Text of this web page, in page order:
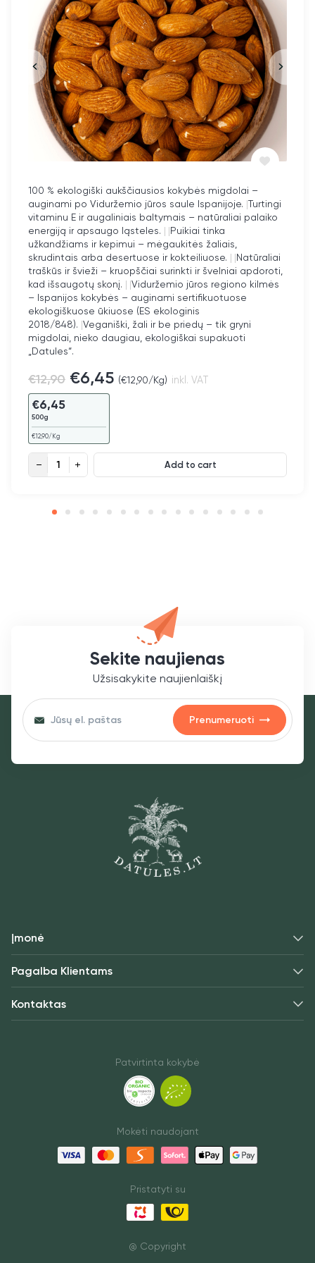
Paskanintimüslius, košes ar jogurtą
Naudotikepiniams, desertams ir pyragams
Dėti įkokteiliuspapildomam skoniui
Pabarstyti antledų ar blynų
Įdėti įarbatą ar limonadągaiviam poskoniui
Pusryčių idėja:
200 g jogurto su granola, šiek tiek medaus ir sauja
liofilizuotų braškių riekelių – sveika ir gardi dienos
Kodėl verta rinktis Datules.lt braškes?
Kruopščiai atrinktos braškės, supjaustytos
storio
100 % natūralus vaisius – be priedų
Švelniai liofilizuotos, kad išliktų skonis ir maistinė
vertė
Tvariai supakuotos ir pristatomos iš Berlyno
100 % ekologiški aukščiausios kokybės migdolai –
auginami po Viduržemio jūros saule Ispanijoje. |Turtingi
vitaminu E ir augaliniais baltymais – natūraliai palaiko
energiją ir apsaugo ląsteles. | |Puikiai tinka
užkandžiams ir kepimui – mėgaukitės žaliais,
skrudintais arba desertuose ir kokteiliuose. | |Natūraliai
traškūs ir švieži – kruopščiai surinkti ir švelniai apdoroti,
kad išsaugotų skonį. | |Viduržemio jūros regiono kilmės
– Ispanijos kokybės – auginami sertifikuotuose
ekologiškuose ūkiuose (ES ekologinis
2018/848). |Veganiški, žali ir be priedų – tik gryni
migdolai, nieko daugiau, ekologiškai supakuoti
„Datules“.
€12,90 €6,45 (€12,90/Kg) inkl. VAT
€6,45
500g
€12,90/Kg
Ekologiški migdolai EU quantityAdd to cart
Sekite naujienas
Užsisakykite naujienlaiškį
Prenumeruoti
Įmonė
Pagalba Klientams
Kontaktas
Patvirtinta kokybė
Mokėti naudojant
Pristatyti su
@ Copyright